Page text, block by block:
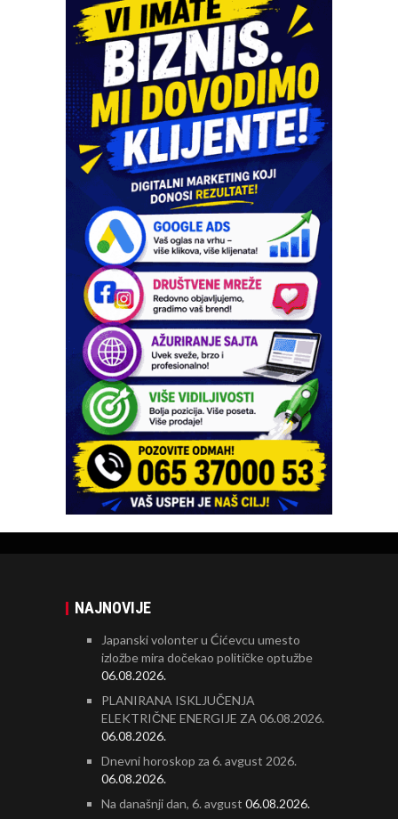
NAJNOVIJE
Japanski volonter u Ćićevcu umesto
izložbe mira dočekao političke optužbe
06.08.2026.
PLANIRANA ISKLJUČENJA
ELEKTRIČNE ENERGIJE ZA 06.08.2026.
06.08.2026.
Dnevni horoskop za 6. avgust 2026.
06.08.2026.
Na današnji dan, 6. avgust 06.08.2026.